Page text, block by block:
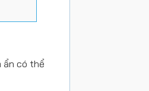
ẩn có thể